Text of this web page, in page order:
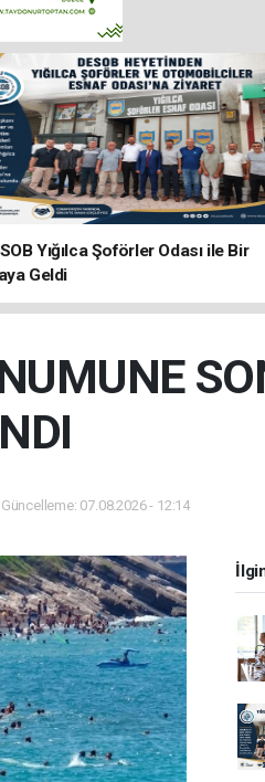
Yığılca Şoförler Odası ile Bir
Geldi
07.08.2026 - 12:14